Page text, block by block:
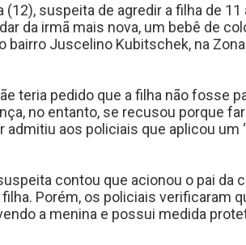
suspeita de agredir a filha de 11
da irmã mais nova, um bebê de
Juscelino Kubitschek, na
teria pedido que a filha não fosse
no entanto, se recusou porque
aos policiais que aplicou um
contou que acionou o pai da
Porém, os policiais verificaram
a menina e possui medida